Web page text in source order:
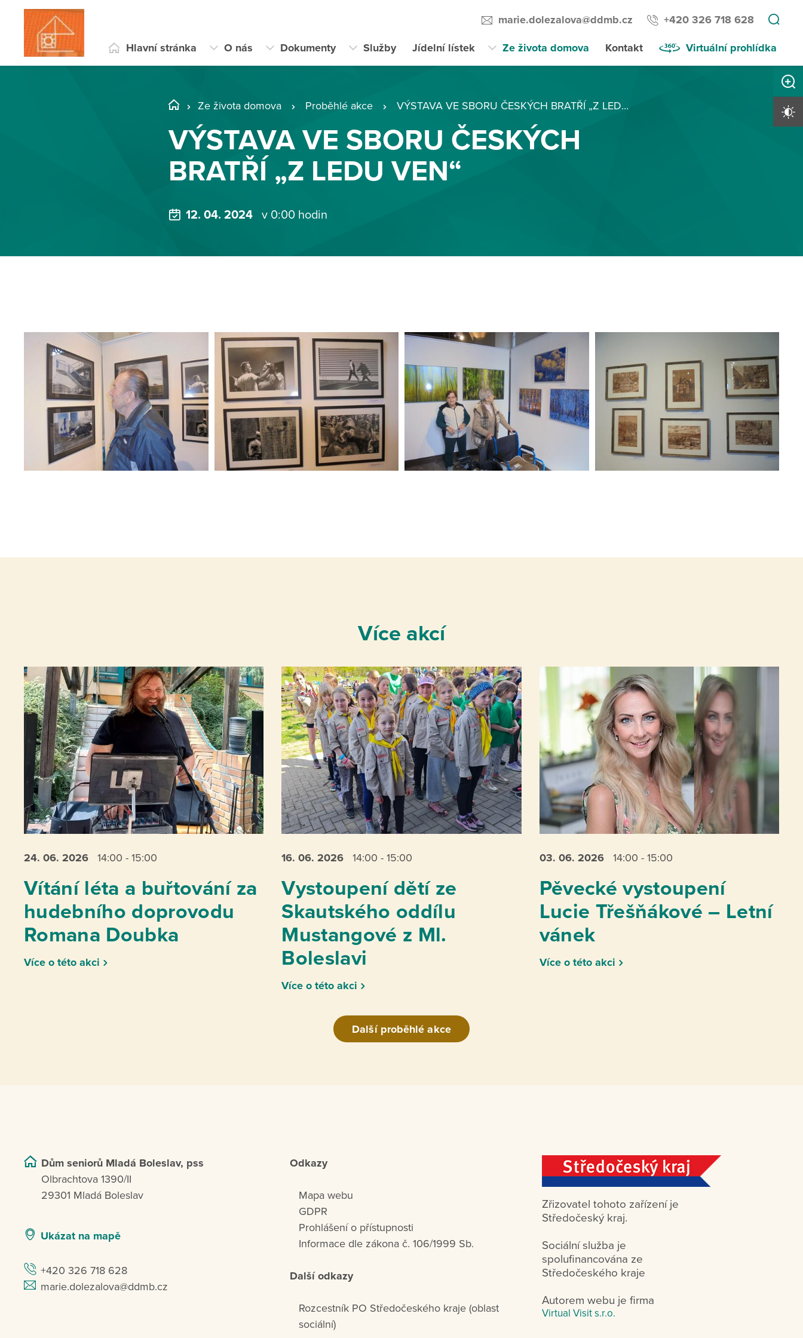
marie.dolezalova@ddmb.cz +420 326 718 628
Hlavní stránka O nás Dokumenty Služby Jídelní lístek Ze života domova Kontakt Virtuální prohlídka
Ze života domova Proběhlé akce VÝSTAVA VE SBORU ČESKÝCH BRATŘÍ „Z LEDU VEN“
VÝSTAVA VE SBORU ČESKÝCH
BRATŘÍ „Z LEDU VEN“
12. 04. 2024 v 0:00 hodin
Více akcí
24. 06. 2026 14:00 - 15:00
Vítání léta a buřtování za
hudebního doprovodu
Romana Doubka
Více o této akci
16. 06.2026 14:00 - 15:00
Vystoupení dětí ze
Skautského oddílu
Mustangové z Ml.
Boleslavi
Více o této akci
03. 06. 2026 14:00 - 15:00
Pěvecké vystoupení
Lucie Třešňákové – Letní
vánek
Více o této akci
Další proběhlé akce
Dům seniorů Mladá Boleslav, pss
Olbrachtova 1390/II
29301 Mladá Boleslav
Ukázat na mapě
+420 326 718 628
marie.dolezalova@ddmb.cz
Odkazy
Mapa webu
GDPR
Prohlášení o přístupnosti
Informace dle zákona č. 106/1999 Sb.
Další odkazy
Rozcestník PO Středočeského kraje (oblast
sociální)
Zřizovatel tohoto zařízení je
Středočeský kraj.
Sociální služba je
spolufinancována ze
Středočeského kraje
Autorem webu je firma
Virtual Visit s.r.o.